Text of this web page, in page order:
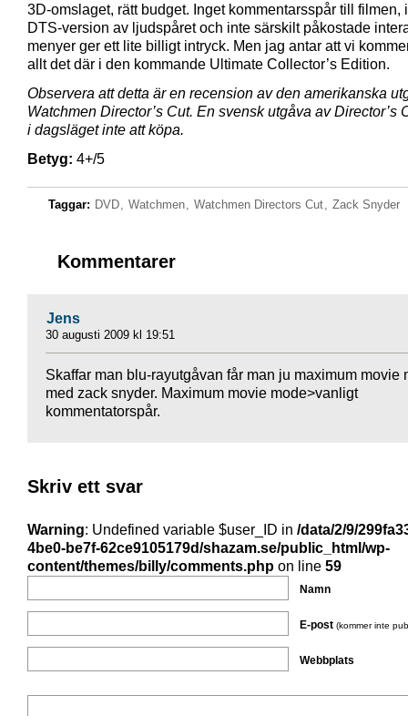
3D-omslaget, rätt budget. Inget kommentarsspår till filmen,
DTS-version av ljudspåret och inte särskilt påkostade
menyer ger ett lite billigt intryck. Men jag antar att vi
allt det där i den kommande Ultimate Collector’s Edition.
Observera att detta är en recension av den amerikanska
Watchmen Director’s Cut. En svensk utgåva av Director’s
i dagsläget inte att köpa.
Betyg: 4+/5
Taggar: DVD, Watchmen, Watchmen Directors Cut, Zack Snyder
Kommentarer
Jens
30 augusti 2009 kl 19:51
Skaffar man blu-rayutgåvan får man ju maximum movie
med zack snyder. Maximum movie mode>vanligt
kommentatorspår.
Skriv ett svar
Warning: Undefined variable $user_ID in /data/2/9/
4be0-be7f-62ce9105179d/shazam.se/public_html/wp-
content/themes/billy/comments.php on line 59
Namn
E-post (kommer inte
Webbplats